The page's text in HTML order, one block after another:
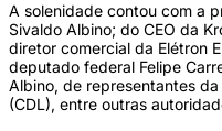
A solenidade contou com a
Sivaldo Albino; do CEO da
diretor comercial da Elétron
deputado federal Felipe
Albino, de representantes
(CDL), entre outras